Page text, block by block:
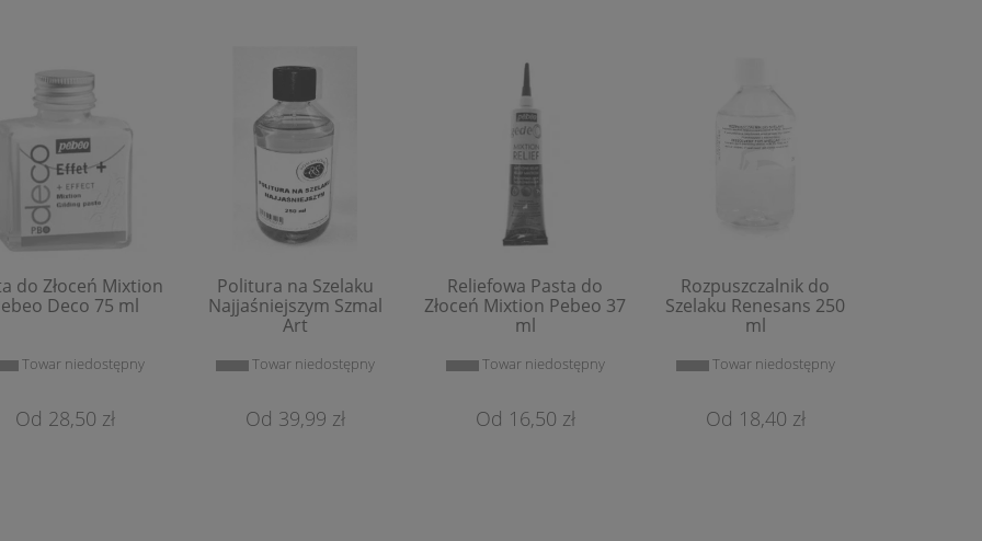
do Złoceń Mixtion
Deco 75 ml
Towar niedostępny
28,50 zł
Politura na Szelaku
Najjaśniejszym Szmal
Art
Towar niedostępny
39,99 zł
Reliefowa Pasta do
Złoceń Mixtion Pebeo 37
ml
Towar niedostępny
16,50 zł
Rozpuszczalnik do
Szelaku Renesans 250
ml
Towar niedostępny
18,40 zł